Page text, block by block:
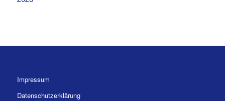
Impressum
Datenschutzerklärung